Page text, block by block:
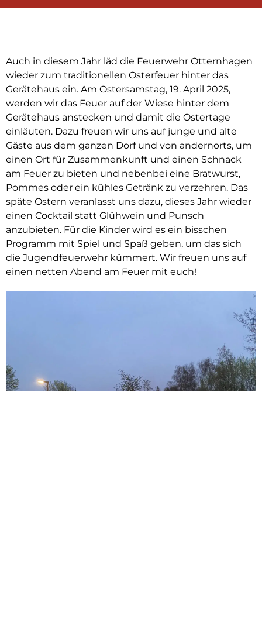
Auch in diesem Jahr läd die Feuerwehr Otternhagen
wieder zum traditionellen Osterfeuer hinter das
Gerätehaus ein. Am Ostersamstag, 19. April 2025,
werden wir das Feuer auf der Wiese hinter dem
Gerätehaus anstecken und damit die Ostertage
einläuten. Dazu freuen wir uns auf junge und alte
Gäste aus dem ganzen Dorf und von andernorts, um
einen Ort für Zusammenkunft und einen Schnack
am Feuer zu bieten und nebenbei eine Bratwurst,
Pommes oder ein kühles Getränk zu verzehren. Das
späte Ostern veranlasst uns dazu, dieses Jahr wieder
einen Cocktail statt Glühwein und Punsch
anzubieten. Für die Kinder wird es ein bisschen
Programm mit Spiel und Spaß geben, um das sich
die Jugendfeuerwehr kümmert. Wir freuen uns auf
einen netten Abend am Feuer mit euch!